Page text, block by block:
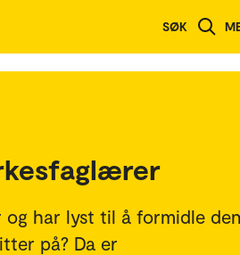
SØK
og har lyst til å formidle
på? Da er